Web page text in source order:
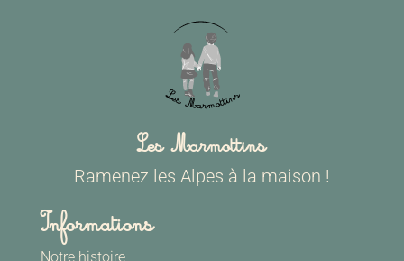
Les Marmottins
Ramenez les Alpes à la maison !
Informations
Notre histoire